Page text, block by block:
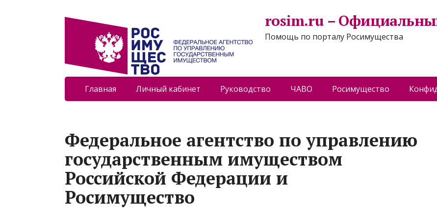
rosim.ru –
Помощь по порталу Росимущества
Главная Личный кабинет Руководство ЧАВО Росимущество
Федеральное агентство по управлению
государственным имуществом
Российской Федерации и
Росимущество